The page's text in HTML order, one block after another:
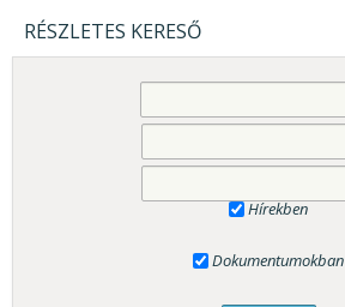
RÉSZLETES KERESŐ
Hírekben
Dokumentumokban